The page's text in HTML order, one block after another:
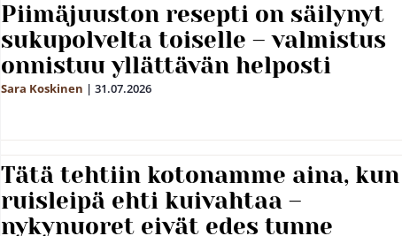
Piimäjuuston resepti on säilynyt
sukupolvelta toiselle – valmistus
onnistuu yllättävän helposti
Sara Koskinen | 31.07.2026
Tätä tehtiin kotonamme aina, kun
ruisleipä ehti kuivahtaa –
nykynuoret eivät edes tunne